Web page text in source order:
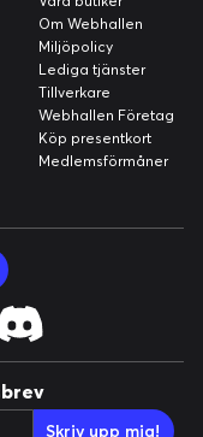
Om Webhallen
Miljöpolicy
Lediga tjänster
Tillverkare
Webhallen Företag
Köp presentkort
Medlemsförmåner
Skriv upp mig!